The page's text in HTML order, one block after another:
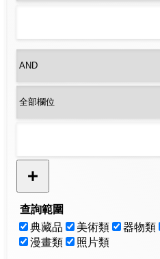
查詢範圍
典藏品
美術類 器物類
漫畫類
照片類